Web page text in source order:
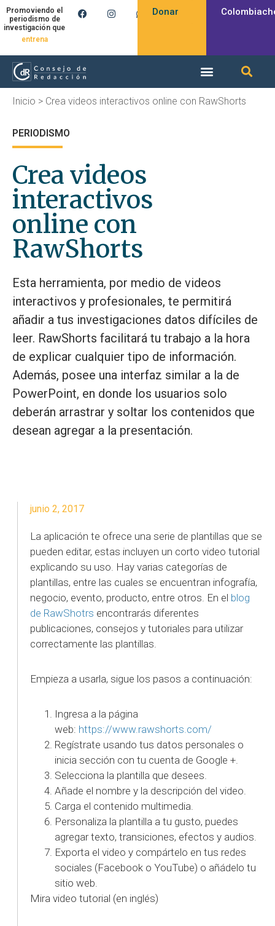
Promoviendo el
periodismo de
investigación que
entrena
Donar
Inicio > Crea videos interactivos online con RawShorts
PERIODISMO
Crea videos
interactivos
online con
RawShorts
Esta herramienta, por medio de videos
interactivos y profesionales, te permitirá
añadir a tus investigaciones datos difíciles de
leer. RawShorts facilitará tu trabajo a la hora
de explicar cualquier tipo de información.
Además, posee una interfaz similar a la de
PowerPoint, en donde los usuarios solo
deberán arrastrar y soltar los contenidos que
desean agregar a la presentación.
junio 2, 2017
La aplicación te ofrece una serie de plantillas que se
pueden editar, estas incluyen un corto video tutorial
explicando su uso. Hay varias categorías de
plantillas, entre las cuales se encuentran infografía,
negocio, evento, producto, entre otros. En el blog
de RawShotrs encontrarás diferentes
publicaciones, consejos y tutoriales para utilizar
correctamente las plantillas.
Empieza a usarla, sigue los pasos a continuación:
Ingresa a la página
web: https://www.rawshorts.com/
Regístrate usando tus datos personales o
inicia sección con tu cuenta de Google +.
Selecciona la plantilla que desees.
Añade el nombre y la descripción del video.
Carga el contenido multimedia.
Personaliza la plantilla a tu gusto, puedes
agregar texto, transiciones, efectos y audios.
Exporta el video y compártelo en tus redes
sociales (Facebook o YouTube) o añádelo tu
sitio web.
Mira video tutorial (en inglés)